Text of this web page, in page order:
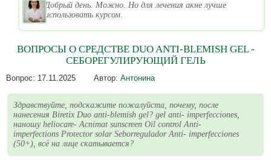
Добрый день. Можно. Но для лечения акне лучше
использовать курсом.
ВОПРОСЫ О СРЕДСТВЕ DUO ANTI-BLEMISH GEL -
СЕБОРЕГУЛИРУЮЩИЙ ГЕЛЬ
Вопрос: 17.11.2025 Автор: Антонина
Здравствуйте, подскажите пожалуйста, почему, после
нанесения Biretix Duo anti-blemish gel? gel anti- imperfecciones,
наношу heliocare- Acnimat sunscreen Oil control Anti-
imperfections Protector solar Seborregulador Anti- imperfecciones
(50+), всё на лице скатывается?